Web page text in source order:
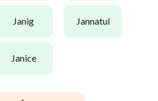
janig jannatul
janice